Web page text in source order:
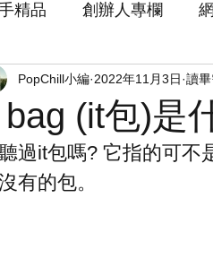
精品 創辦人專欄
織 安心購鑑定
bag (it包)是
PopChill小編 2022年11月3日 讀
過it包嗎? 它指的可不
有的包。